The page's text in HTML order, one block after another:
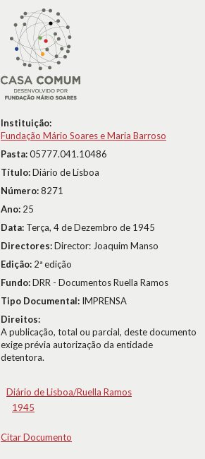
Instituição:
Fundação Mário Soares e Maria Barroso
Pasta:05777.041.10486
Título:Diário de Lisboa
Número:8271
Ano: 25
Data: Terça, 4 de Dezembro de 1945
Directores:Director: Joaquim Manso
Edição: 2ª edição
Fundo:DRR - Documentos Ruella Ramos
Tipo Documental: IMPRENSA
Direitos:
A publicação, total ou parcial, deste documento
exige prévia autorização da entidade
detentora.
Diário de Lisboa/Ruella Ramos
1945
Citar Documento